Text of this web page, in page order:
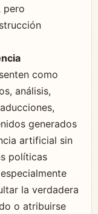
pero
como
análisis,
generados
artificial sin
políticas
la verdadera
o atribuirse